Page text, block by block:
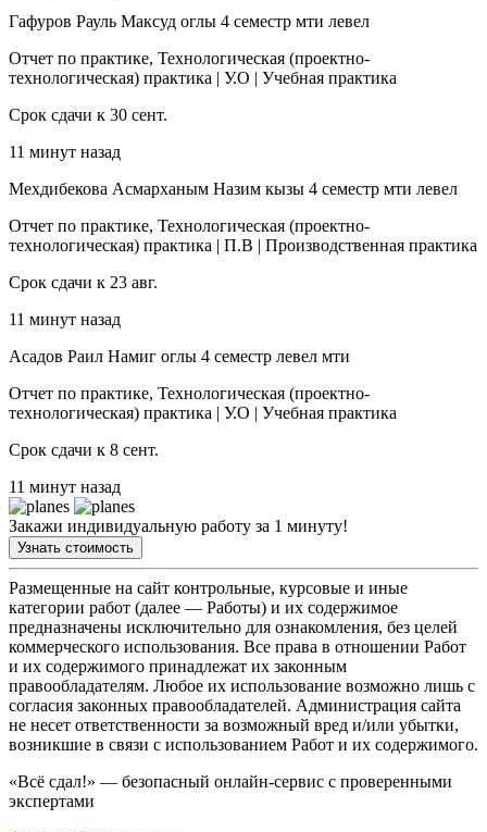
Гафуров Рауль Максуд оглы 4 семестр мти левел
Отчет по практике, Технологическая (проектно-
технологическая) практика | У.О | Учебная практика
Срок сдачи к 30 сент.
11 минут назад
Мехдибекова Асмарханым Назим кызы 4 семестр мти левел
Отчет по практике, Технологическая (проектно-
технологическая) практика | П.В | Производственная практика
Срок сдачи к 23 авг.
11 минут назад
Асадов Раил Намиг оглы 4 семестр левел мти
Отчет по практике, Технологическая (проектно-
технологическая) практика | У.О | Учебная практика
Срок сдачи к 8 сент.
11 минут назад
Закажи индивидуальную работу за 1 минуту!
Узнать стоимость
Размещенные на сайт контрольные, курсовые и иные
категории работ (далее — Работы) и их содержимое
предназначены исключительно для ознакомления, без целей
коммерческого использования. Все права в отношении Работ
и их содержимого принадлежат их законным
правообладателям. Любое их использование возможно лишь с
согласия законных правообладателей. Администрация сайта
не несет ответственности за возможный вред и/или убытки,
возникшие в связи с использованием Работ и их содержимого.
«Всё сдал!» — безопасный онлайн-сервис с проверенными
экспертами